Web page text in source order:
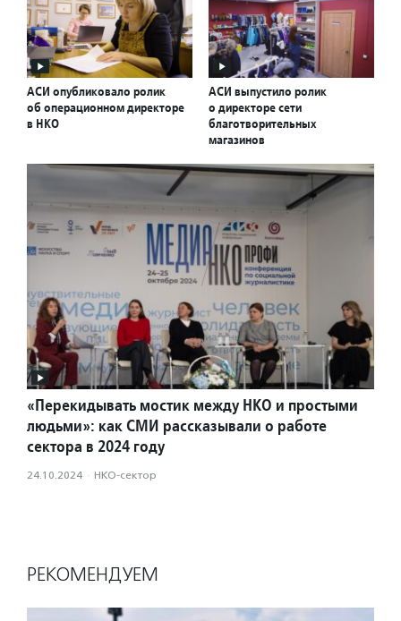
АСИ опубликовало ролик
об операционном директоре
в НКО
АСИ выпустило ролик
о директоре сети
благотворительных
магазинов
«Перекидывать мостик между НКО и простыми
людьми»: как СМИ рассказывали о работе
сектора в 2024 году
24.10.2024 · НКО-сектор
РЕКОМЕНДУЕМ